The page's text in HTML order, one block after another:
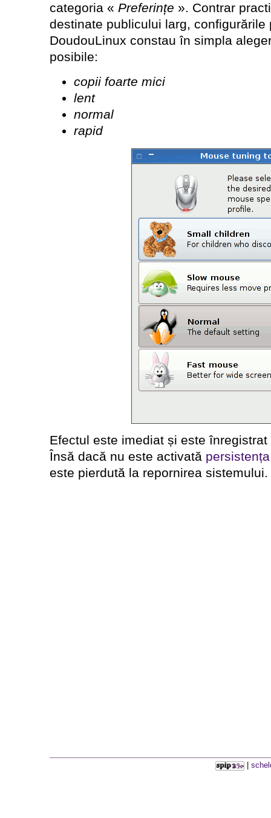
categoria « Preferințe ». Contrar
destinate publicului larg, configurările
DoudouLinux constau în simpla
posibile:
copii foarte mici
lent
normal
rapid
Efectul este imediat și este
Însă dacă nu este activată
este pierdută la repornirea sistemului.